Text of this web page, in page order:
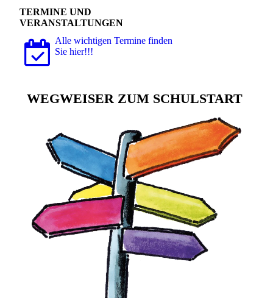
TERMINE UND
VERANSTALTUNGEN
Alle wichtigen Termine finden
Sie hier!!!
WEGWEISER ZUM SCHULSTART